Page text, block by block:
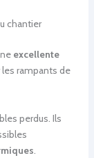
chantier
excellente
rampants de
perdus. Ils
.